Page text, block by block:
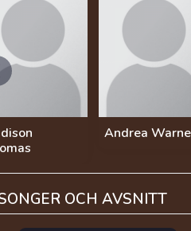
Andrea
OCH AVSNITT